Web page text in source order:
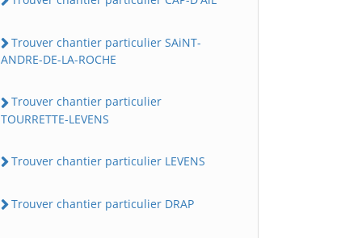
Trouver chantier particulier SAiNT-
ANDRE-DE-LA-ROCHE
Trouver chantier particulier
TOURRETTE-LEVENS
Trouver chantier particulier LEVENS
Trouver chantier particulier DRAP